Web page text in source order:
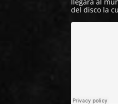
del disco la